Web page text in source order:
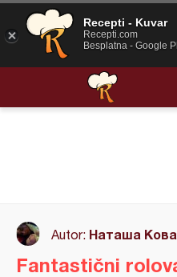
Autor: Наташа
Fantastični
Recepti - Kuvar
Recepti.com
Besplatna - Google